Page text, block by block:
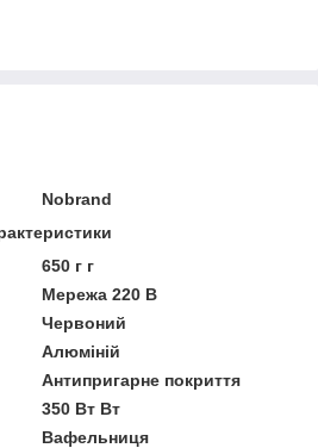
Nobrand
650 г г
Мережа 220 В
Червоний
Алюміній
Антипригарне покриття
350 Вт Вт
Вафельниця